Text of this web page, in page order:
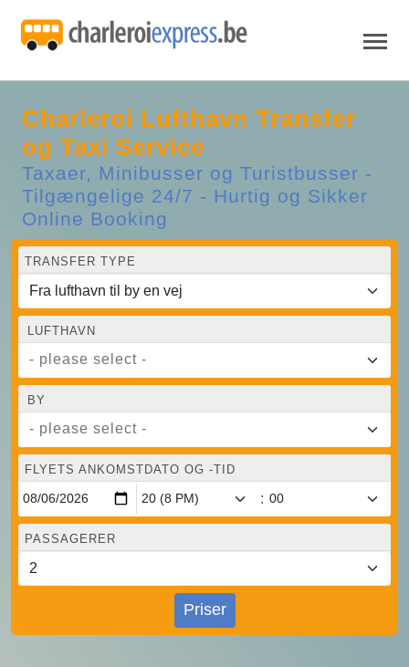
Charleroi Lufthavn Transfer
og Taxi Service
Taxaer, Minibusser og Turistbusser -
Tilgængelige 24/7 - Hurtig og Sikker
Online Booking
TRANSFER TYPE
LUFTHAVN
- please select -
BY
- please select -
FLYETS ANKOMSTDATO OG -TID
:
PASSAGERER
Priser